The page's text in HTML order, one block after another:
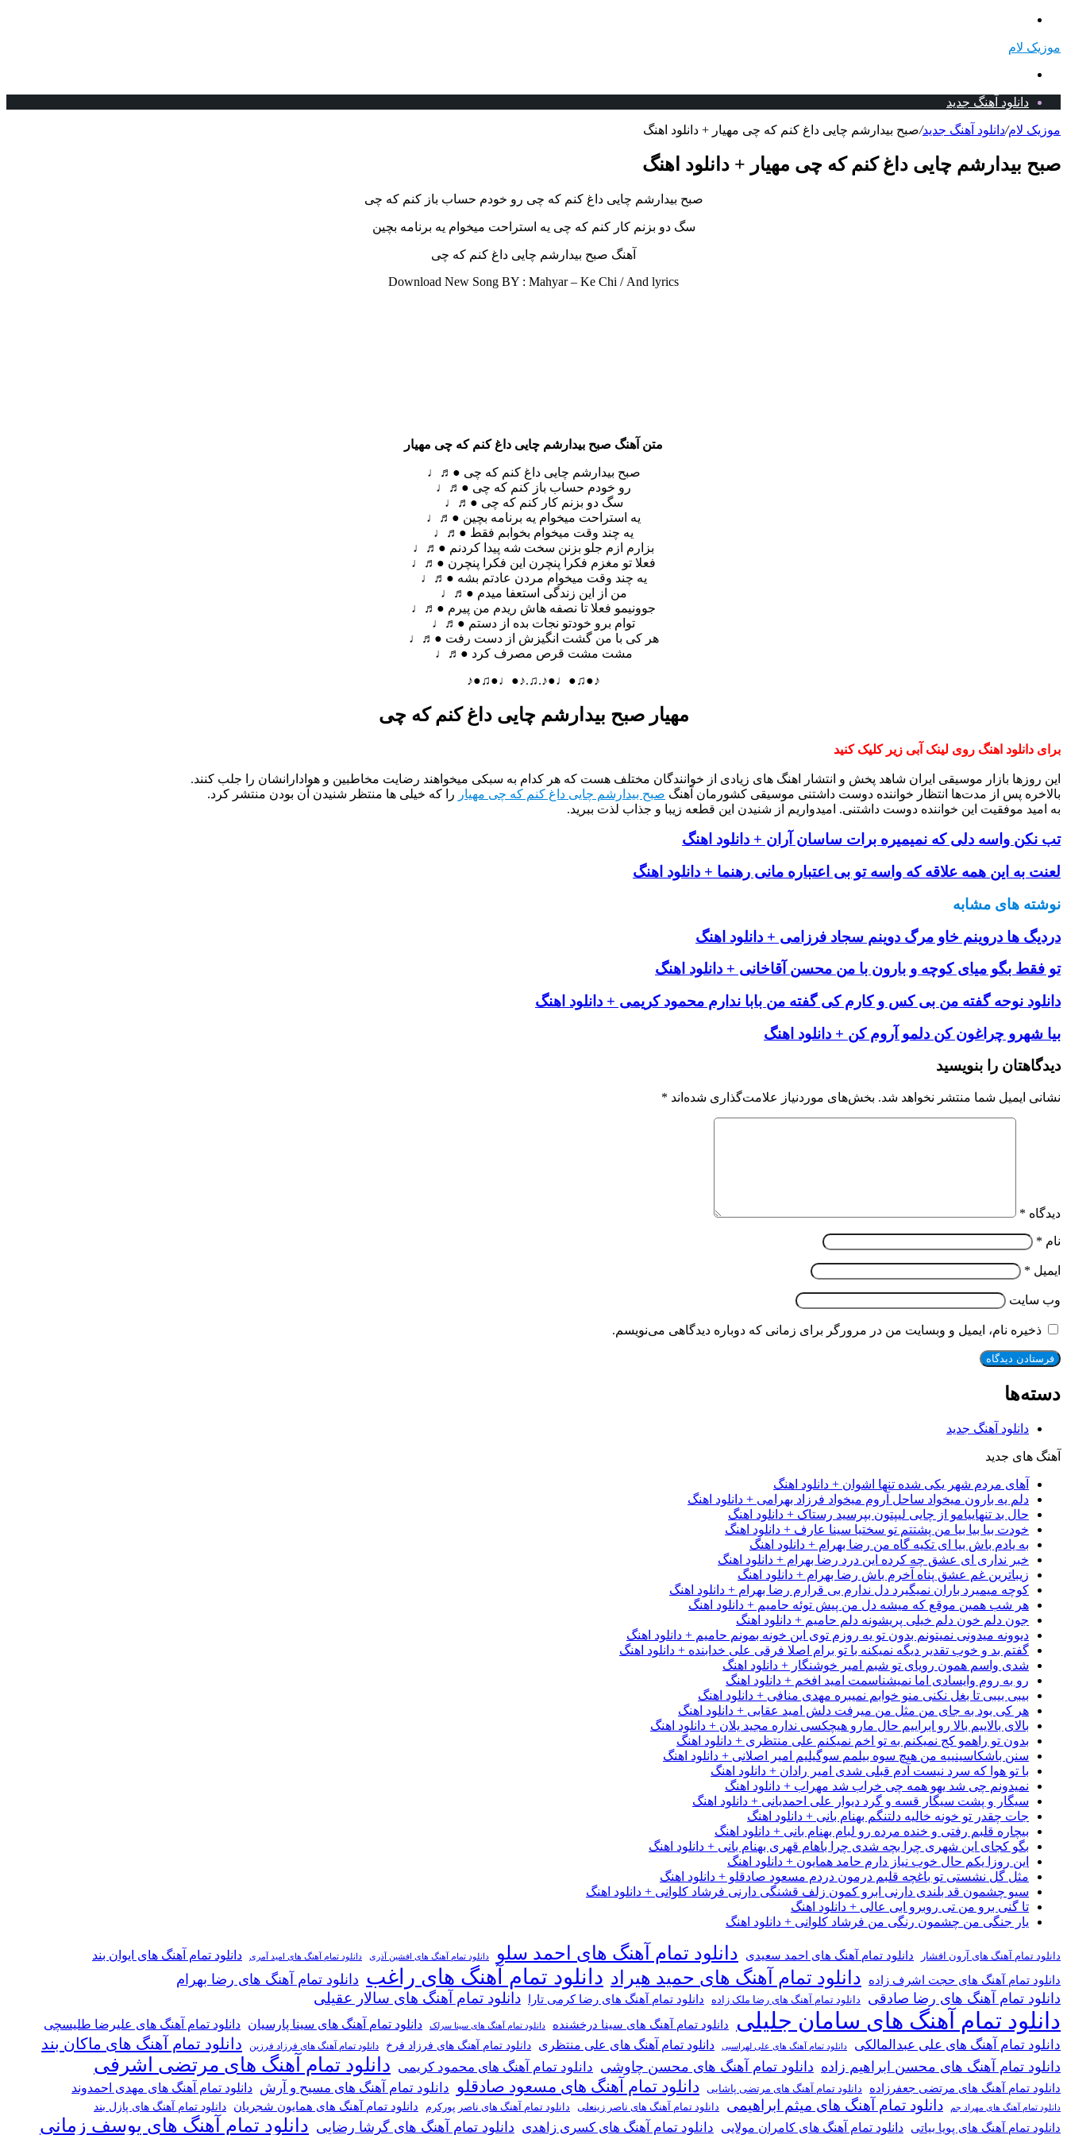
موزیک لام
دانلود آهنگ جدید
موزیک لام/دانلود آهنگ جدید/صبح بیدارشم چایی داغ کنم که چی مهیار + دانلود اهنگ
صبح بیدارشم چایی داغ کنم که چی مهیار + دانلود اهنگ
صبح بیدارشم چایی داغ کنم که چی رو خودم حساب باز کنم که چی
سگ دو بزنم کار کنم که چی یه استراحت میخوام یه برنامه بچین
آهنگ صبح بیدارشم چایی داغ کنم که چی
Download New Song BY : Mahyar – Ke Chi / And lyrics
متن آهنگ صبح بیدارشم چایی داغ کنم که چی مهیار
صبح بیدارشم چایی داغ کنم که چی ●♬♩
رو خودم حساب باز کنم که چی ●♬♩
سگ دو بزنم کار کنم که چی ●♬♩
یه استراحت میخوام یه برنامه بچین ●♬♩
یه چند وقت میخوام بخوابم فقط ●♬♩
بزارم ازم جلو بزنن سخت شه پیدا کردنم ●♬♩
فعلا تو مغزم فکرا پنچرن این فکرا پنچرن ●♬♩
یه چند وقت میخوام مردن عادتم بشه ●♬♩
من از این زندگی استعفا میدم ●♬♩
جوونیمو فعلا تا نصفه هاش ریدم من پیرم ●♬♩
توام برو خودتو نجات بده از دستم ●♬♩
هر کی با من گشت انگیزش از دست رفت ●♬♩
مشت مشت قرص مصرف کرد ●♬♩
♪●♫●♩●♪.♫.♪●♩●♫●♪
مهیار صبح بیدارشم چایی داغ کنم که چی
برای دانلود اهنگ روی لینک آبی زیر کلیک کنید
این روزها بازار موسیقی ایران شاهد پخش و انتشار اهنگ های زیادی از خوانندگان مختلف هست که هر کدام به سبکی میخواهند رضایت مخاطبین و هوادارانشان را جلب کنند.
بالاخره پس از مدت‌ها انتظار خواننده دوست داشتنی موسیقی کشورمان آهنگ صبح بیدارشم چایی داغ کنم که چی مهیار را که خیلی ها منتظر شنیدن آن بودن منتشر کرد.
به امید موفقیت این خواننده دوست داشتنی. امیدواریم از شنیدن این قطعه زیبا و جذاب لذت ببرید.
تب نکن واسه دلی که نمیمیره برات ساسان آران + دانلود اهنگ
لعنت به این همه علاقه که واسه تو بی اعتباره مانی رهنما + دانلود اهنگ
نوشته های مشابه
دردیگ ها دروینم خاو مرگ دوینم سجاد فرزامی + دانلود اهنگ
تو فقط بگو میای کوچه و بارون با من محسن آقاخانی + دانلود اهنگ
دانلود نوحه گفته من بی کس و کارم کی گفته من بابا ندارم محمود کریمی + دانلود اهنگ
بیا شهرو چراغون کن دلمو آروم کن + دانلود اهنگ
دیدگاهتان را بنویسید
نشانی ایمیل شما منتشر نخواهد شد. بخش‌های موردنیاز علامت‌گذاری شده‌اند *
دیدگاه *
نام *
ایمیل *
وب‌ سایت
ذخیره نام، ایمیل و وبسایت من در مرورگر برای زمانی که دوباره دیدگاهی می‌نویسم.
دسته‌ها
دانلود آهنگ جدید
آهنگ های جدید
آهای مردم شهر یکی شده تنها اشوان + دانلود اهنگ
دلم یه بارون میخواد ساحل آروم میخواد فرزاد بهرامی + دانلود اهنگ
حال بد تنهاییامو از چایی لیپتون بپرسید رستاک + دانلود اهنگ
خودت بیا بیا بیا من پشتتم تو سختیا سینا عارف + دانلود اهنگ
به یادم باش بیا ای تکیه گاه من رضا بهرام + دانلود اهنگ
خبر نداری ای عشق چه کرده این درد رضا بهرام + دانلود اهنگ
زیباترین غم عشق پناه آخرم باش رضا بهرام + دانلود اهنگ
کوچه میمیرد باران نمیگیرد دل ندارم بی قرارم رضا بهرام + دانلود اهنگ
هر شب همین موقع که میشه دل من پیش توئه حامیم + دانلود اهنگ
جون دلم خون دلم خیلی پریشونه دلم حامیم + دانلود اهنگ
دیوونه میدونی نمیتونم بدون تو یه روزم توی این خونه بمونم حامیم + دانلود اهنگ
گفتم بد و خوب تقدیر دیگه نمیکنه با تو برام اصلا فرقی علی خدابنده + دانلود اهنگ
شدی واسم همون رویای تو شبم امیر خوشنگار + دانلود اهنگ
رو به روم وایسادی اما نمیشناسمت امید افخم + دانلود اهنگ
بیبی بیبی تا بغل نکنی منو خوابم نمیبره مهدی منافی + دانلود اهنگ
هر کی بود به جای من مثل من میرفت دلش امید عقابی + دانلود اهنگ
بالای بالاییم بالا رو ابراییم حال مارو هیچکسی نداره مجید یلان + دانلود اهنگ
بدون تو راهمو کج نمیکنم به تو اخم نمیکنم علی منتظری + دانلود اهنگ
سنن باشکاسینییه من هیچ سوه بیلمم سوگیلیم امیر اصلانی + دانلود اهنگ
با تو هوا که سرد نیست آدم قبلی شدی امیر رادان + دانلود اهنگ
نمیدونم چی شد یهو همه چی خراب شد مهراب + دانلود اهنگ
سیگار و پشت سیگار قسه و گرد دیوار علی احمدیانی + دانلود اهنگ
جات چقدر تو خونه خالیه دلتنگم بهنام بانی + دانلود اهنگ
بیچاره قلبم رفتی و خنده مرده رو لبام بهنام بانی + دانلود اهنگ
بگو کجای این شهری چرا بچه شدی چرا باهام قهری بهنام بانی + دانلود اهنگ
این روزا یکم حال خوب نیاز دارم حامد همایون + دانلود اهنگ
مثل گل نشستی تو باغچه قلبم درمون دردم مسعود صادقلو + دانلود اهنگ
سیو چشمون قد بلندی دارنی ابرو کمون زلف قشنگی دارنی فرشاد کلوانی + دانلود اهنگ
تا گنی برو من تی روبرو ابی عالی + دانلود اهنگ
یار جنگی من چشمون رنگی من فرشاد کلوانی + دانلود اهنگ
دانلود تمام آهنگ های آرون افشار دانلود تمام آهنگ های احمد سعیدی دانلود تمام آهنگ های احمد سلو دانلود تمام آهنگ های افشین آذری دانلود تمام آهنگ های امید آمری دانلود تمام آهنگ های ایوان بند
دانلود تمام آهنگ های حجت اشرف زاده دانلود تمام آهنگ های حمید هیراد دانلود تمام آهنگ های راغب دانلود تمام آهنگ های رضا بهرام
دانلود تمام آهنگ های رضا صادقی
دانلود تمام آهنگ های رضا ملک زاده دانلود تمام آهنگ های رضا کرمی تارا دانلود تمام آهنگ های سالار عقیلی
دانلود تمام آهنگ های سامان جلیلی دانلود تمام آهنگ های سینا درخشنده دانلود تمام آهنگ های سینا سرلک دانلود تمام آهنگ های سینا پارسیان دانلود تمام آهنگ های علیرضا طلیسچی
دانلود تمام آهنگ های علی عبدالمالکی دانلود تمام آهنگ های علی لهراسبی دانلود تمام آهنگ های علی منتظری دانلود تمام آهنگ های فرزاد فرخ دانلود تمام آهنگ های فرزاد فرزین دانلود تمام آهنگ های ماکان بند
دانلود تمام آهنگ های محسن ابراهیم زاده دانلود تمام آهنگ های محسن چاوشی دانلود تمام آهنگ های محمود کریمی دانلود تمام آهنگ های مرتضی اشرفی
دانلود تمام آهنگ های مرتضی جعفرزاده دانلود تمام آهنگ های مرتضی پاشایی دانلود تمام آهنگ های مسعود صادقلو دانلود تمام آهنگ های مسیح و آرش دانلود تمام آهنگ های مهدی احمدوند
دانلود تمام آهنگ های مهراد جم دانلود تمام آهنگ های میثم ابراهیمی دانلود تمام آهنگ های ناصر زینعلی دانلود تمام آهنگ های ناصر پورکرم دانلود تمام آهنگ های همایون شجریان دانلود تمام آهنگ های پازل بند
دانلود تمام آهنگ های پویا بیاتی دانلود تمام آهنگ های کامران مولایی دانلود تمام آهنگ های کسری زاهدی دانلود تمام آهنگ های گرشا رضایی دانلود تمام آهنگ های یوسف زمانی